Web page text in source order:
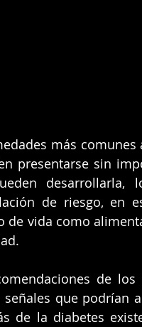
más
presentarse sin
de riesgo, en
vida como
de
que podrían
de la diabetes